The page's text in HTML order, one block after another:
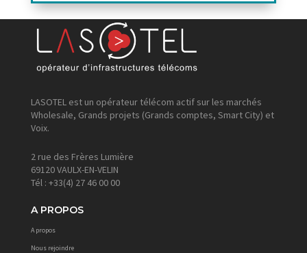
LASOTEL est un opérateur télécom actif sur les marchés
Wholesale, Grands projets (Grands comptes, Smart City) et
Voix.
2 rue des Frères Lumière
69120 VAULX-EN-VELIN
Tél : +33(4) 27 46 00 00
A PROPOS
A propos
Nous rejoindre